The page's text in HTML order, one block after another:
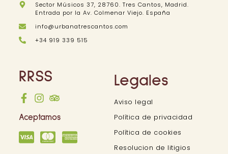
Sector Músicos 37, 28760. Tres Cantos, Madrid.
Entrada por la Av. Colmenar Viejo. España
info@urbanatrescantos.com
+34 919 339 515
RRSS
Aceptamos
Legales
Aviso legal
Política de privacidad
Política de cookies
Resolucion de litigios